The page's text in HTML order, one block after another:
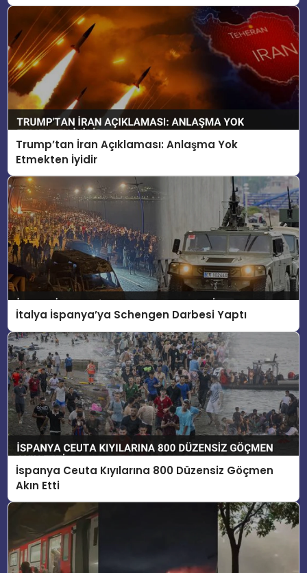
Trump’tan İran Açıklaması: Anlaşma Yok
Etmekten İyidir
İtalya İspanya’ya Schengen Darbesi Yaptı
İspanya Ceuta Kıyılarına 800 Düzensiz Göçmen
Akın Etti